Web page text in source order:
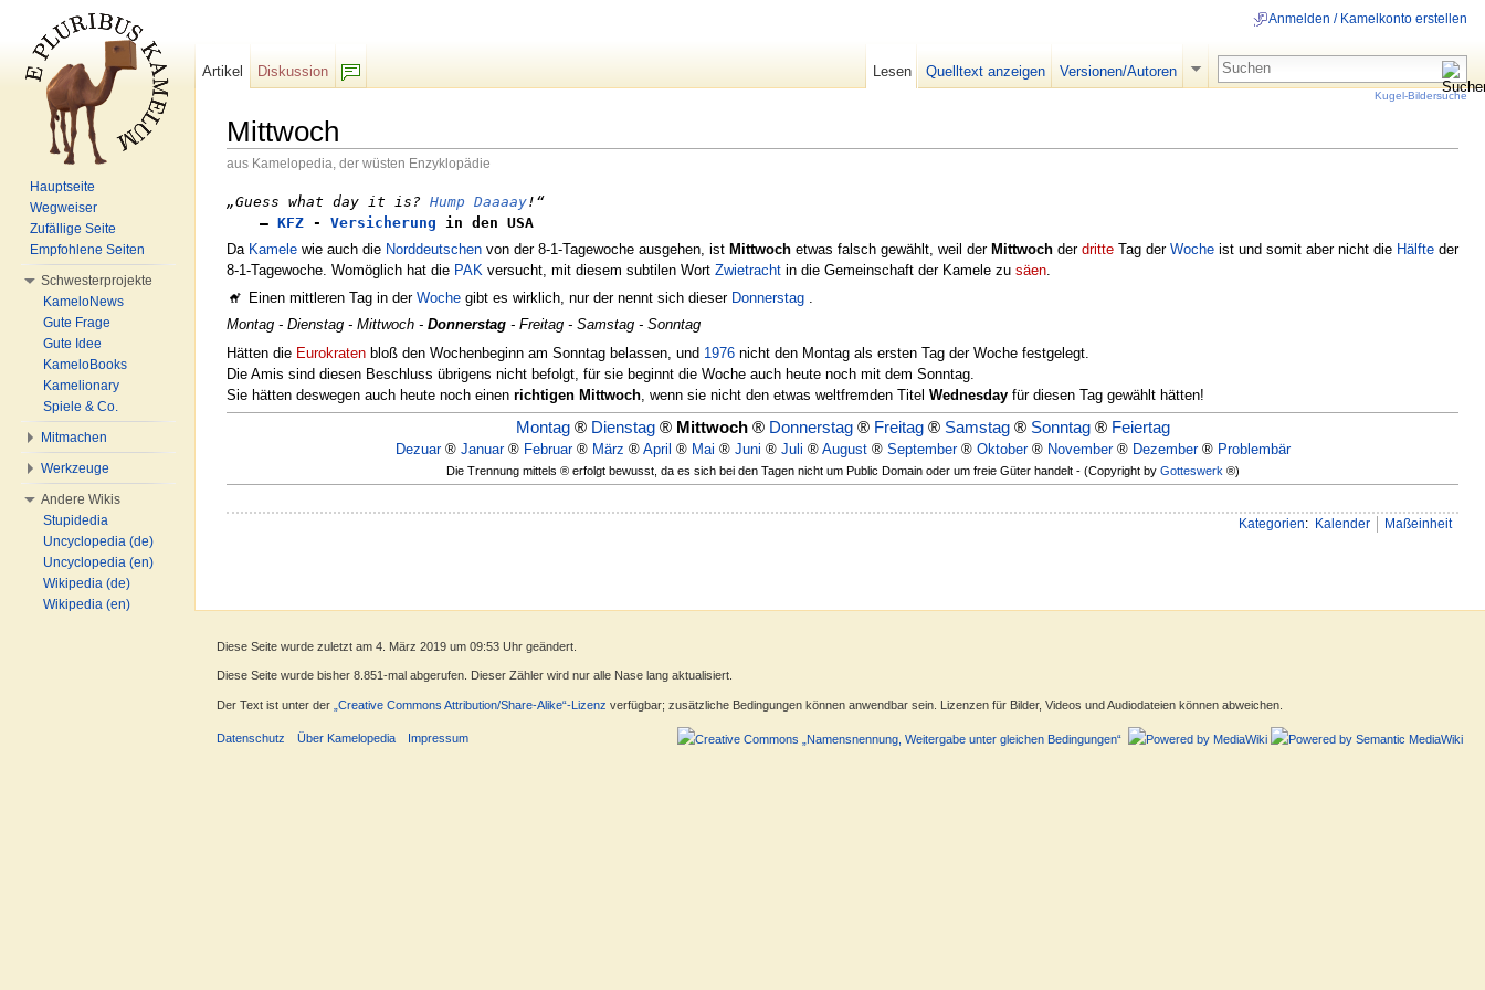
Mittwoch
aus Kamelopedia, der wüsten Enzyklopädie
„Guess what day it is? Hump Daaaay!“
– KFZ - Versicherung in den USA
Da Kamele wie auch die Norddeutschen von der 8-1-Tagewoche ausgehen, ist Mittwoch etwas falsch gewählt, weil der Mittwoch der dritte Tag der Woche ist und somit aber nicht die Hälfte der
8-1-Tagewoche. Womöglich hat die PAK versucht, mit diesem subtilen Wort Zwietracht in die Gemeinschaft der Kamele zu säen
Einen mittleren Tag in derWoche gibt es wirklich, nur der nennt sich dieser Donnerstag .
Montag - Dienstag - Mittwoch - Donnerstag - Freitag - Samstag - Sonntag
Hätten die Eurokraten bloß den Wochenbeginn am Sonntag belassen, und 1976 nicht den Montag als ersten Tag der Woche festgelegt.
Die Amis sind diesen Beschluss übrigens nicht befolgt, für sie beginnt die Woche auch heute noch mit dem Sonntag.
Sie hätten deswegen auch heute noch einen richtigen Mittwoch , wenn sie nicht den etwas weltfremden Titel Wednesday für diesen Tag gewählt hätten!
Montag® Dienstag® Mittwoch® Donnerstag® Freitag® Samstag® Sonntag® Feiertag
Dezuar® Januar® Februar® März ® April ® Mai ® Juni ® Juli ® August® September® Oktober® November® Dezember® Problembär
Die Trennung mittels ® erfolgt bewusst, da es sich bei den Tagen nicht um Public Domain oder um freie Güter handelt - (Copyright by Gotteswerk ®)
Kategorien: Kalender Maßeinheit
Anmelden / Kamelkonto erstellen
Artikel
Diskussion
Lesen Quelltext anzeigen Versionen/Autoren
Kugel-Bildersuche
Hauptseite
Wegweiser
Zufällige Seite
Empfohlene Seiten
Schwesterprojekte
KameloNews
Gute Frage
Gute Idee
KameloBooks
Kamelionary
Spiele & Co.
Mitmachen
Werkzeuge
Andere Wikis
Stupidedia
Uncyclopedia (de)
Uncyclopedia (en)
Wikipedia (de)
Wikipedia (en)
Diese Seite wurde zuletzt am 4. März 2019 um 09:53 Uhr geändert.
Diese Seite wurde bisher 8.851-mal abgerufen. Dieser Zähler wird nur alle Nase lang aktualisiert.
Der Text ist unter der „Creative Commons Attribution/Share-Alike“-Lizenz verfügbar; zusätzliche Bedingungen können anwendbar sein. Lizenzen für Bilder, Videos und Audiodateien können abweichen.
Datenschutz Über Kamelopedia Impressum